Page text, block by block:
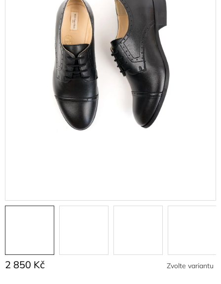
2 850 Kč Zvolte variantu